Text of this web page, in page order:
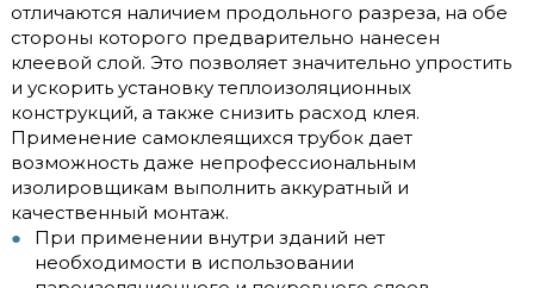
отличаются наличием продольного разреза, на обе
стороны которого предварительно нанесен
клеевой слой. Это позволяет значительно упростить
и ускорить установку теплоизоляционных
конструкций, а также снизить расход клея.
Применение самоклеящихся трубок дает
возможность даже непрофессиональным
изолировщикам выполнить аккуратный и
качественный монтаж.
При применении внутри зданий нет
необходимости в использовании